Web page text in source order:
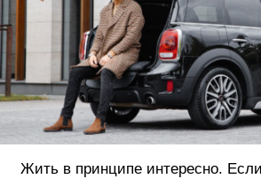
Жить в принципе интересно.